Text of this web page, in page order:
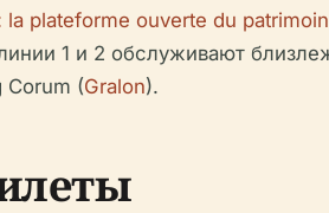
la plateforme ouverte du
1 и 2 обслуживают
Corum (Gralon).